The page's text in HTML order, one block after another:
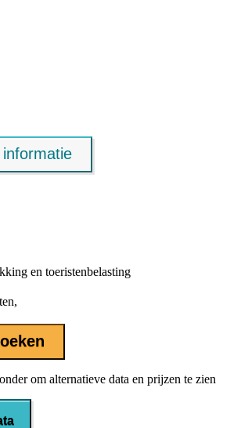
en toeristenbelasting
om alternatieve data en prijzen te zien